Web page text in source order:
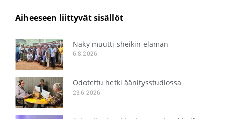
Aiheeseen liittyvät sisällöt
Näky muutti sheikin elämän
6.8.2026
Odotettu hetki äänitysstudiossa
23.6.2026